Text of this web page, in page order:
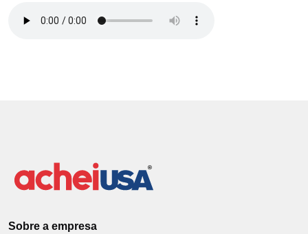
Sobre a empresa